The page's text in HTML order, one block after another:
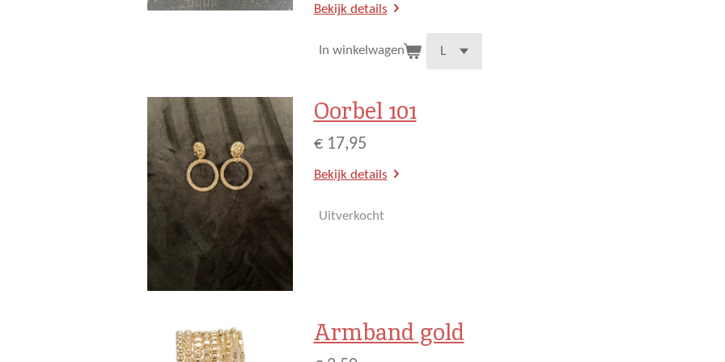
Bekijk details
In winkelwagen
Oorbel 101
€ 17,95
Bekijk details
Uitverkocht
Armband gold